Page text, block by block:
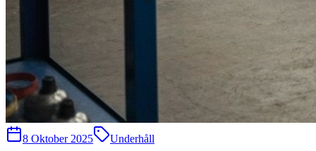
8 Oktober 2025 Underhåll